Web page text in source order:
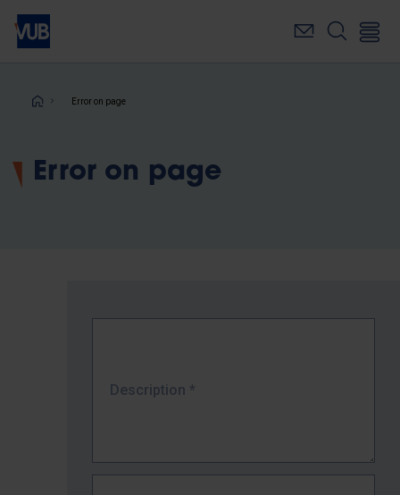
Skip
main
Breadcrumb
Error on page
Error on page
Description *